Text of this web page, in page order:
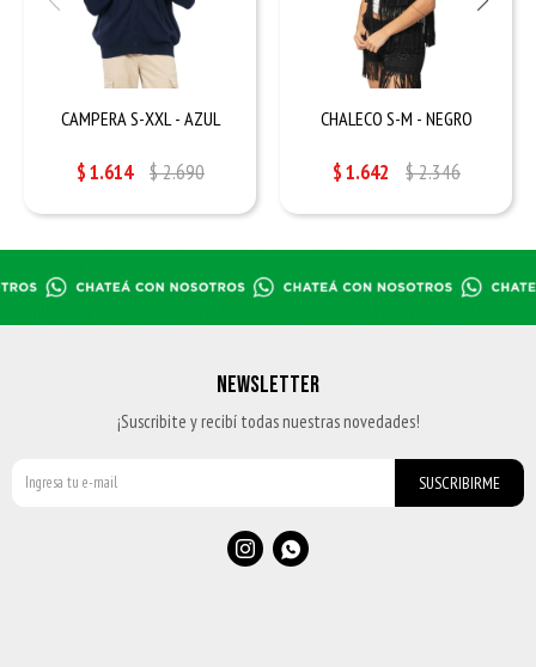
CAMPERA S-XXL - AZUL
$1.614 $2.690
CHALECO S-M - NEGRO
$1.642 $2.346
NEWSLETTER
¡Suscribite y recibí todas nuestras novedades!
SUSCRIBIRME
 